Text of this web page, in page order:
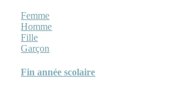
Femme
Homme
Fille
Garçon
Fin année scolaire